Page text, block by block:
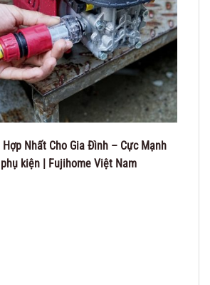
Hợp Nhất Cho Gia Đình – Cực Mạnh
kiện | Fujihome Việt Nam